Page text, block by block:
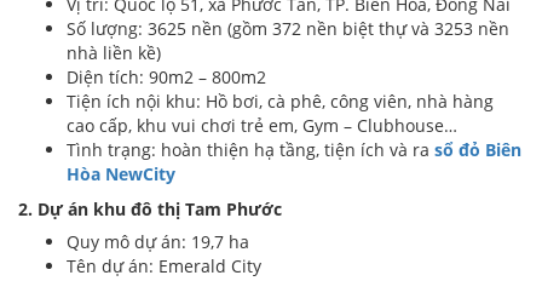
Số lượng: 3625 nền (gồm 372 nền biệt thự và 3253 nền
nhà liền kề)
Diện tích: 90m2 – 800m2
Tiện ích nội khu: Hồ bơi, cà phê, công viên, nhà hàng
cao cấp, khu vui chơi trẻ em, Gym – Clubhouse…
Tình trạng: hoàn thiện hạ tầng, tiện ích và ra sổ đỏ Biên
Hòa NewCity
2. Dự án khu đô thị Tam Phước
Quy mô dự án: 19,7 ha
Tên dự án: Emerald City